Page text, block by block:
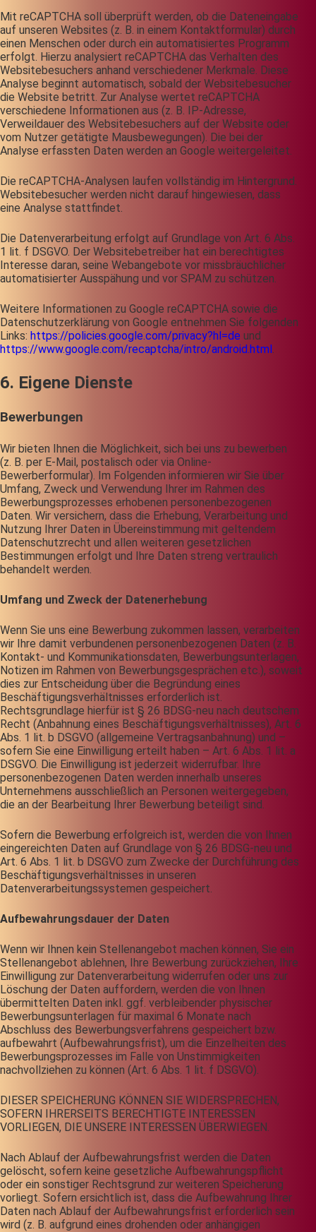
Mit reCAPTCHA soll überprüft werden, ob die Dateneingabe
auf unseren Websites (z. B. in einem Kontaktformular) durch
einen Menschen oder durch ein automatisiertes Programm
erfolgt. Hierzu analysiert reCAPTCHA das Verhalten des
Websitebesuchers anhand verschiedener Merkmale. Diese
Analyse beginnt automatisch, sobald der Websitebesucher
die Website betritt. Zur Analyse wertet reCAPTCHA
verschiedene Informationen aus (z. B. IP-Adresse,
Verweildauer des Websitebesuchers auf der Website oder
vom Nutzer getätigte Mausbewegungen). Die bei der
Analyse erfassten Daten werden an Google weitergeleitet.
Die reCAPTCHA-Analysen laufen vollständig im Hintergrund.
Websitebesucher werden nicht darauf hingewiesen, dass
eine Analyse stattfindet.
Die Datenverarbeitung erfolgt auf Grundlage von Art. 6 Abs.
1 lit. f DSGVO. Der Websitebetreiber hat ein berechtigtes
Interesse daran, seine Webangebote vor missbräuchlicher
automatisierter Ausspähung und vor SPAM zu schützen.
Weitere Informationen zu Google reCAPTCHA sowie die
Datenschutzerklärung von Google entnehmen Sie folgenden
Links: https://policies.google.com/privacy?hl=de und
https://www.google.com/recaptcha/intro/android.html.
6. Eigene Dienste
Bewerbungen
Wir bieten Ihnen die Möglichkeit, sich bei uns zu bewerben
(z. B. per E-Mail, postalisch oder via Online-
Bewerberformular). Im Folgenden informieren wir Sie über
Umfang, Zweck und Verwendung Ihrer im Rahmen des
Bewerbungsprozesses erhobenen personenbezogenen
Daten. Wir versichern, dass die Erhebung, Verarbeitung und
Nutzung Ihrer Daten in Übereinstimmung mit geltendem
Datenschutzrecht und allen weiteren gesetzlichen
Bestimmungen erfolgt und Ihre Daten streng vertraulich
behandelt werden.
Umfang und Zweck der Datenerhebung
Wenn Sie uns eine Bewerbung zukommen lassen, verarbeiten
wir Ihre damit verbundenen personenbezogenen Daten (z. B.
Kontakt- und Kommunikationsdaten, Bewerbungsunterlagen,
Notizen im Rahmen von Bewerbungsgesprächen etc.), soweit
dies zur Entscheidung über die Begründung eines
Beschäftigungsverhältnisses erforderlich ist.
Rechtsgrundlage hierfür ist § 26 BDSG-neu nach deutschem
Recht (Anbahnung eines Beschäftigungsverhältnisses), Art. 6
Abs. 1 lit. b DSGVO (allgemeine Vertragsanbahnung) und –
sofern Sie eine Einwilligung erteilt haben – Art. 6 Abs. 1 lit. a
DSGVO. Die Einwilligung ist jederzeit widerrufbar. Ihre
personenbezogenen Daten werden innerhalb unseres
Unternehmens ausschließlich an Personen weitergegeben,
die an der Bearbeitung Ihrer Bewerbung beteiligt sind.
Sofern die Bewerbung erfolgreich ist, werden die von Ihnen
eingereichten Daten auf Grundlage von § 26 BDSG-neu und
Art. 6 Abs. 1 lit. b DSGVO zum Zwecke der Durchführung des
Beschäftigungsverhältnisses in unseren
Datenverarbeitungssystemen gespeichert.
Aufbewahrungsdauer der Daten
Wenn wir Ihnen kein Stellenangebot machen können, Sie ein
Stellenangebot ablehnen, Ihre Bewerbung zurückziehen, Ihre
Einwilligung zur Datenverarbeitung widerrufen oder uns zur
Löschung der Daten auffordern, werden die von Ihnen
übermittelten Daten inkl. ggf. verbleibender physischer
Bewerbungsunterlagen für maximal 6 Monate nach
Abschluss des Bewerbungsverfahrens gespeichert bzw.
aufbewahrt (Aufbewahrungsfrist), um die Einzelheiten des
Bewerbungsprozesses im Falle von Unstimmigkeiten
nachvollziehen zu können (Art. 6 Abs. 1 lit. f DSGVO).
DIESER SPEICHERUNG KÖNNEN SIE WIDERSPRECHEN,
SOFERN IHRERSEITS BERECHTIGTE INTERESSEN
VORLIEGEN, DIE UNSERE INTERESSEN ÜBERWIEGEN.
Nach Ablauf der Aufbewahrungsfrist werden die Daten
gelöscht, sofern keine gesetzliche Aufbewahrungspflicht
oder ein sonstiger Rechtsgrund zur weiteren Speicherung
vorliegt. Sofern ersichtlich ist, dass die Aufbewahrung Ihrer
Daten nach Ablauf der Aufbewahrungsfrist erforderlich sein
wird (z. B. aufgrund eines drohenden oder anhängigen